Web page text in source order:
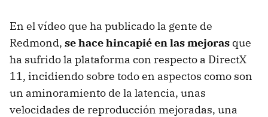
En el vídeo que ha publicado la gente de
Redmond, se hace hincapié en las mejoras que
ha sufrido la plataforma con respecto a DirectX
11, incidiendo sobre todo en aspectos como son
un aminoramiento de la latencia, unas
velocidades de reproducción mejoradas, una